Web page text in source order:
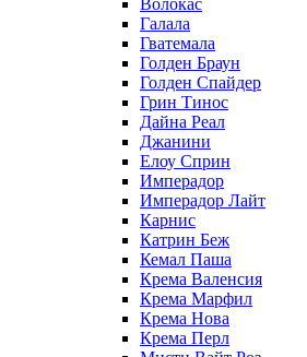
Волокас
Галала
Гватемала
Голден Браун
Голден Спайдер
Грин Тинос
Дайна Реал
Джанини
Елоу Сприн
Имперадор
Имперадор Лайт
Карнис
Катрин Беж
Кемал Паша
Крема Валенсия
Крема Марфил
Крема Нова
Крема Перл